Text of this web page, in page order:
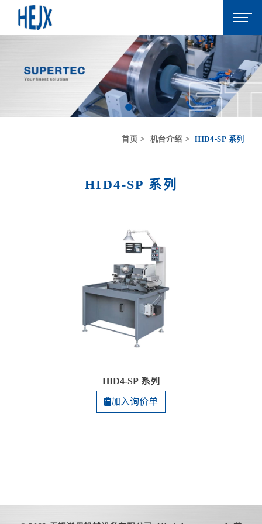
首页 机台介绍 HID4-SP 系列
HID4-SP 系列
HID4-SP 系列
加入询价单